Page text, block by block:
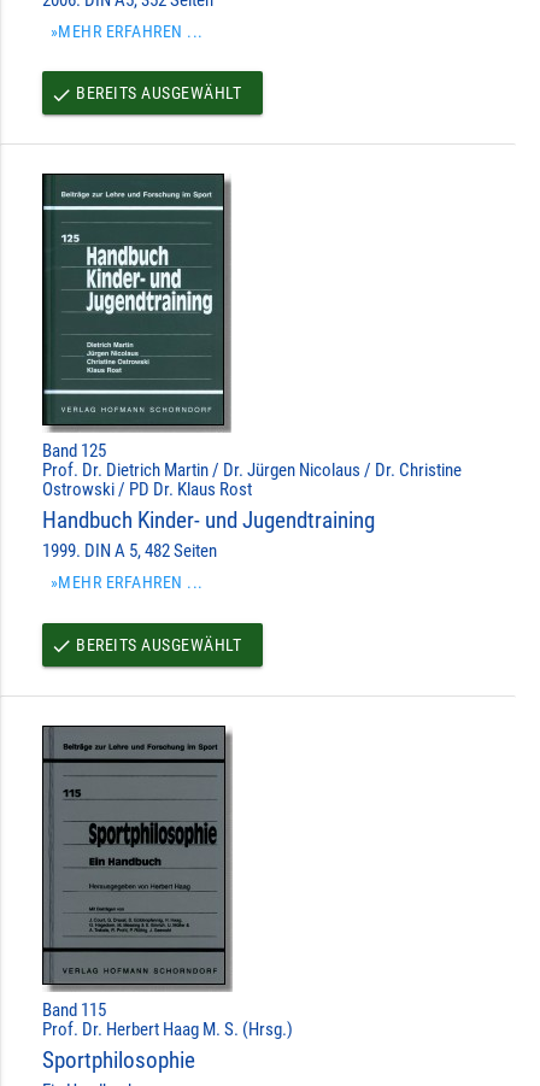
»MEHR ERFAHREN ...
done BEREITS AUSGEWÄHLT
Band 125
Prof. Dr. Dietrich Martin / Dr. Jürgen Nicolaus / Dr. Christine
Ostrowski / PD Dr. Klaus Rost
Handbuch Kinder- und Jugendtraining
1999. DIN A 5, 482 Seiten
»MEHR ERFAHREN ...
done BEREITS AUSGEWÄHLT
Band 115
Prof. Dr. Herbert Haag M. S. (Hrsg.)
Sportphilosophie